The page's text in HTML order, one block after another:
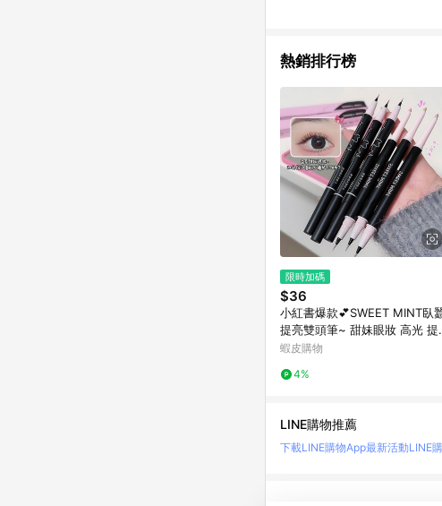
熱銷排行榜
限時加碼
$36
小紅書爆款💕SWEET MINT臥
提亮雙頭筆~ 甜妹眼妝 高光 提
兩用眼線筆 勾勒下至陰影 臥蠶筆
蝦皮購物
4%
LINE購物推薦
下載LINE購物App最新活動LINE